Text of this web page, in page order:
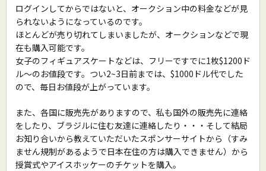
ログインしてからではないと、オークション中の料金などが見
られないようになっているのです。
ほとんどが売り切れてしまいましたが、オークションなどで現
在も購入可能です。
女子のフィギュアスケートなどは、フリーですでに1枚$1200ド
ル〜のお値段です。つい2~3日前までは、$1000ドル代でした
ので、毎日お値段が上がっています。
また、各国に販売先がありますので、私も国外の販売先に連絡
をしたり、ブラジルに住む友達に連絡したり・・・そして結局
お知り合いから教えていただいたスポンサーサイトから（すみ
ません規制があるようで日本在住の方は購入できません）から
授賞式やアイスホッケーのチケットを購入。